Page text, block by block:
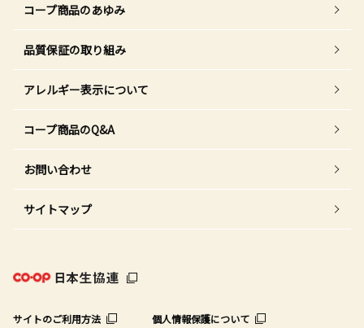
コープ商品のあゆみ
品質保証の取り組み
アレルギー表示について
コープ商品のQ&A
お問い合わせ
サイトマップ
サイトのご利用方法 個人情報保護について